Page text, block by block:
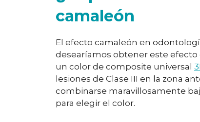
camaleón
El efecto camaleón en
desearíamos obtener este efecto
un color de composite universal
lesiones de Clase III en la zona
combinarse maravillosamente
para elegir el color.